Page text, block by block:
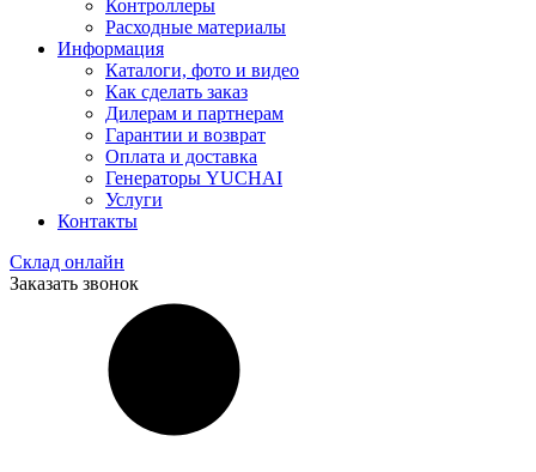
Контроллеры
Расходные материалы
Информация
Каталоги, фото и видео
Как сделать заказ
Дилерам и партнерам
Гарантии и возврат
Оплата и доставка
Генераторы YUCHAI
Услуги
Контакты
Склад онлайн
Заказать звонок